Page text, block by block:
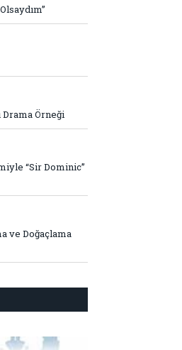
Drama Örneği
“Sir Dominic”
ve Doğaçlama